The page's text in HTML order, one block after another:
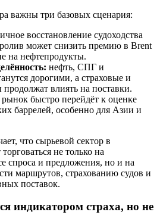
важны три базовых сценария:
восстановление судоходства
может снизить премию в Brent
на нефтепродукты.
нефть, СПГ и
дорогими, а страховые и
влиять на поставки.
рынок быстро перейдёт к оценке
баррелей, особенно для Азии и
что сырьевой сектор в
не только на
спроса и предложения, но и на
маршрутов, страхованию судов и
поставок.
индикатором страха, но не